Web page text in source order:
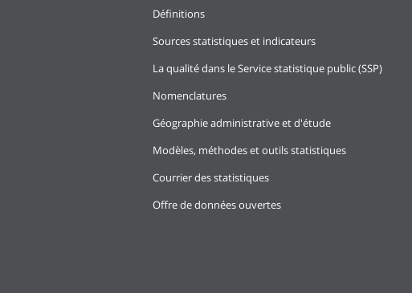
Définitions
Sources statistiques et indicateurs
La qualité dans le Service statistique public (SSP)
Nomenclatures
Géographie administrative et d'étude
Modèles, méthodes et outils statistiques
Courrier des statistiques
Offre de données ouvertes